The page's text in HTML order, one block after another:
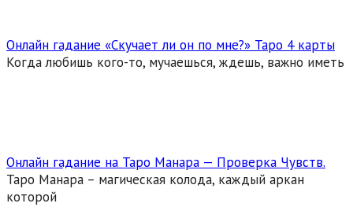
Онлайн гадание «Скучает ли он по мне?» Таро 4 карты
Когда любишь кого-то, мучаешься, ждешь, важно иметь
Онлайн гадание на Таро Манара — Проверка Чувств.
Таро Манара – магическая колода, каждый аркан
которой